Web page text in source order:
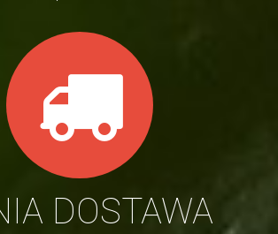
DOSTAWA